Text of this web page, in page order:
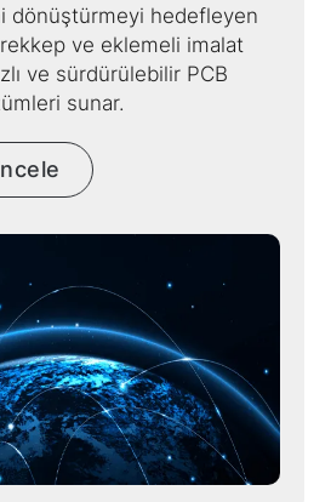
dönüştürmeyi hedefleyen
ve eklemeli imalat
ve sürdürülebilir PCB
sunar.